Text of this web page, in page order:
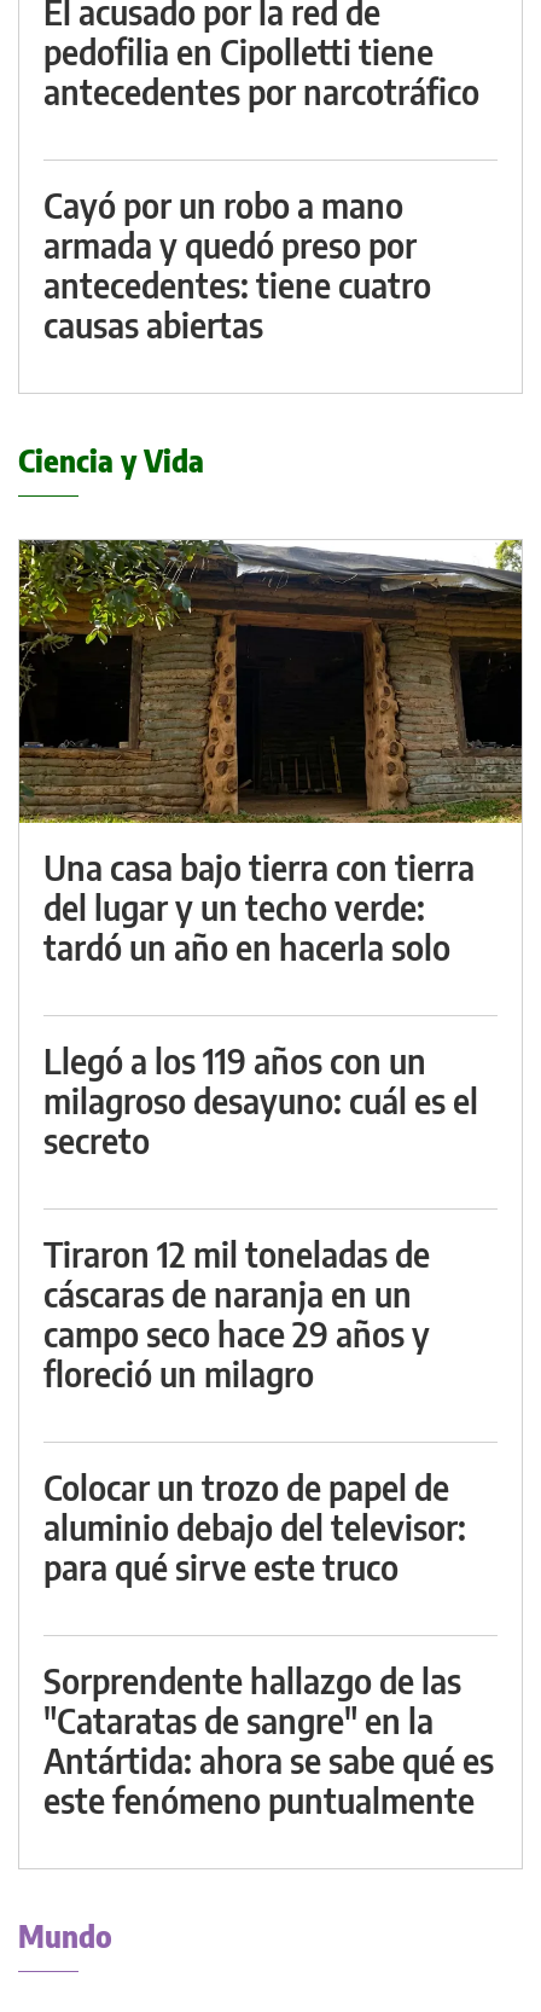
El acusado por la red de
pedofilia en Cipolletti tiene
antecedentes por narcotráfico
Cayó por un robo a mano
armada y quedó preso por
antecedentes: tiene cuatro
causas abiertas
Ciencia y Vida
Una casa bajo tierra con tierra
del lugar y un techo verde:
tardó un año en hacerla solo
Llegó a los 119 años con un
milagroso desayuno: cuál es el
secreto
Tiraron 12 mil toneladas de
cáscaras de naranja en un
campo seco hace 29 años y
floreció un milagro
Colocar un trozo de papel de
aluminio debajo del televisor:
para qué sirve este truco
Sorprendente hallazgo de las
"Cataratas de sangre" en la
Antártida: ahora se sabe qué es
este fenómeno puntualmente
Mundo